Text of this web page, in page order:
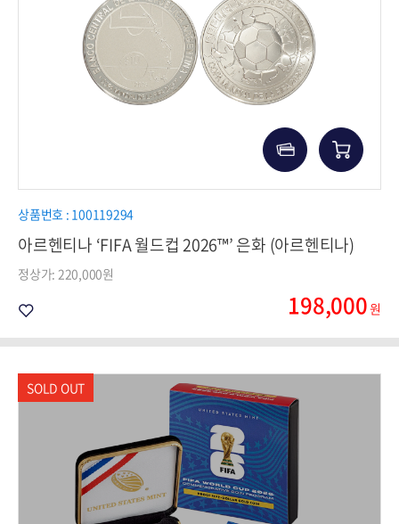
상품번호 : 100119294
아르헨티나 ‘FIFA 월드컵 2026™’ 은화 (아르헨티나)
정상가: 220,000원
198,000원